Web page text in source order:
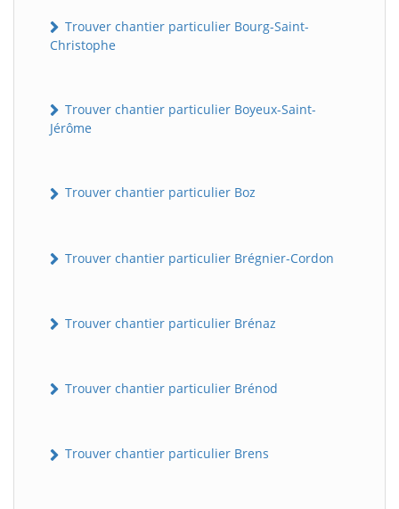
Trouver chantier particulier Bourg-Saint-
Christophe
Trouver chantier particulier Boyeux-Saint-
Jérôme
Trouver chantier particulier Boz
Trouver chantier particulier Brégnier-Cordon
Trouver chantier particulier Brénaz
Trouver chantier particulier Brénod
Trouver chantier particulier Brens